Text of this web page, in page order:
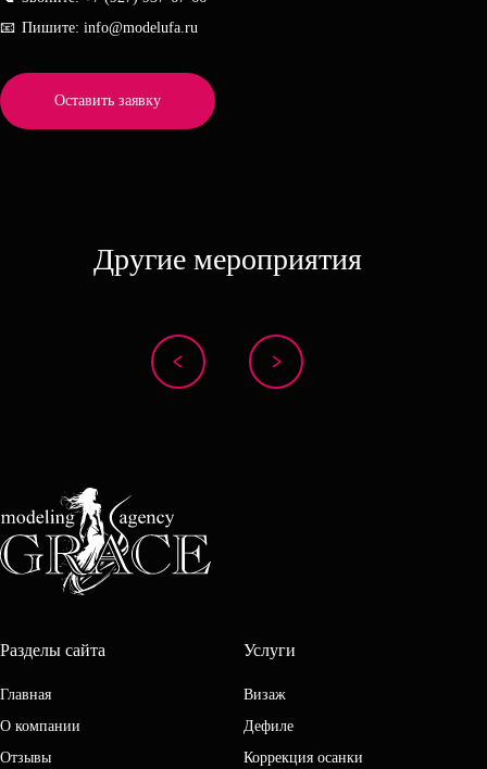
📧 Пишите: info@modelufa.ru
Оставить заявку
Другие мероприятия
Разделы сайта
Главная
О компании
Отзывы
Услуги
Визаж
Дефиле
Коррекция осанки